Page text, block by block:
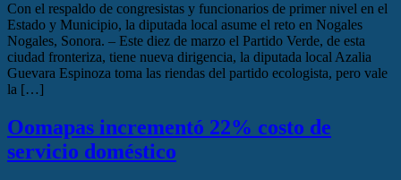
Con el respaldo de congresistas y funcionarios de primer nivel en el
Estado y Municipio, la diputada local asume el reto en Nogales
Nogales, Sonora. – Este diez de marzo el Partido Verde, de esta
ciudad fronteriza, tiene nueva dirigencia, la diputada local Azalia
Guevara Espinoza toma las riendas del partido ecologista, pero vale
la […]
Oomapas incrementó 22% costo de
servicio doméstico